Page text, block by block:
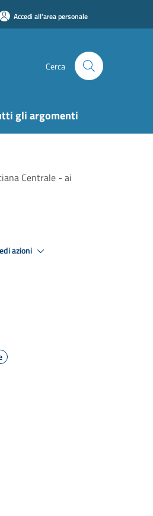
Accedi all'area personale
Cerca
gli argomenti
Centrale - ai
azioni